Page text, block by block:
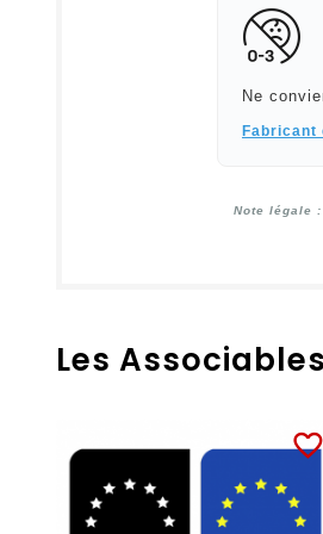
Ne
Fabricant
Note légale :
Les Associables
favorite_border